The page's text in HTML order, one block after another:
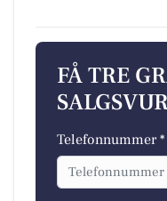
FÅ TRE
Telefonnummer *